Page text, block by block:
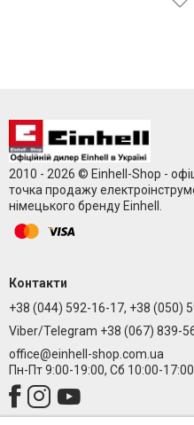
2010 - 2026 © Einhell-Shop -
точка продажу
німецького бренду Einhell.
Контакти
+38 (044) 592-16-17, +38 (050)
Viber/Telegram +38 (067) 839-
office@einhell-shop.com.ua
Пн-Пт 9:00-19:00, Сб 10:00-17:00